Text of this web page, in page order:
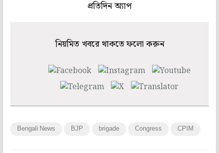
প্রতিদিন অ্যাপ
নিয়মিত খবরে থাকতে ফলো করুন
Bengali News BJP brigade Congress CPIM